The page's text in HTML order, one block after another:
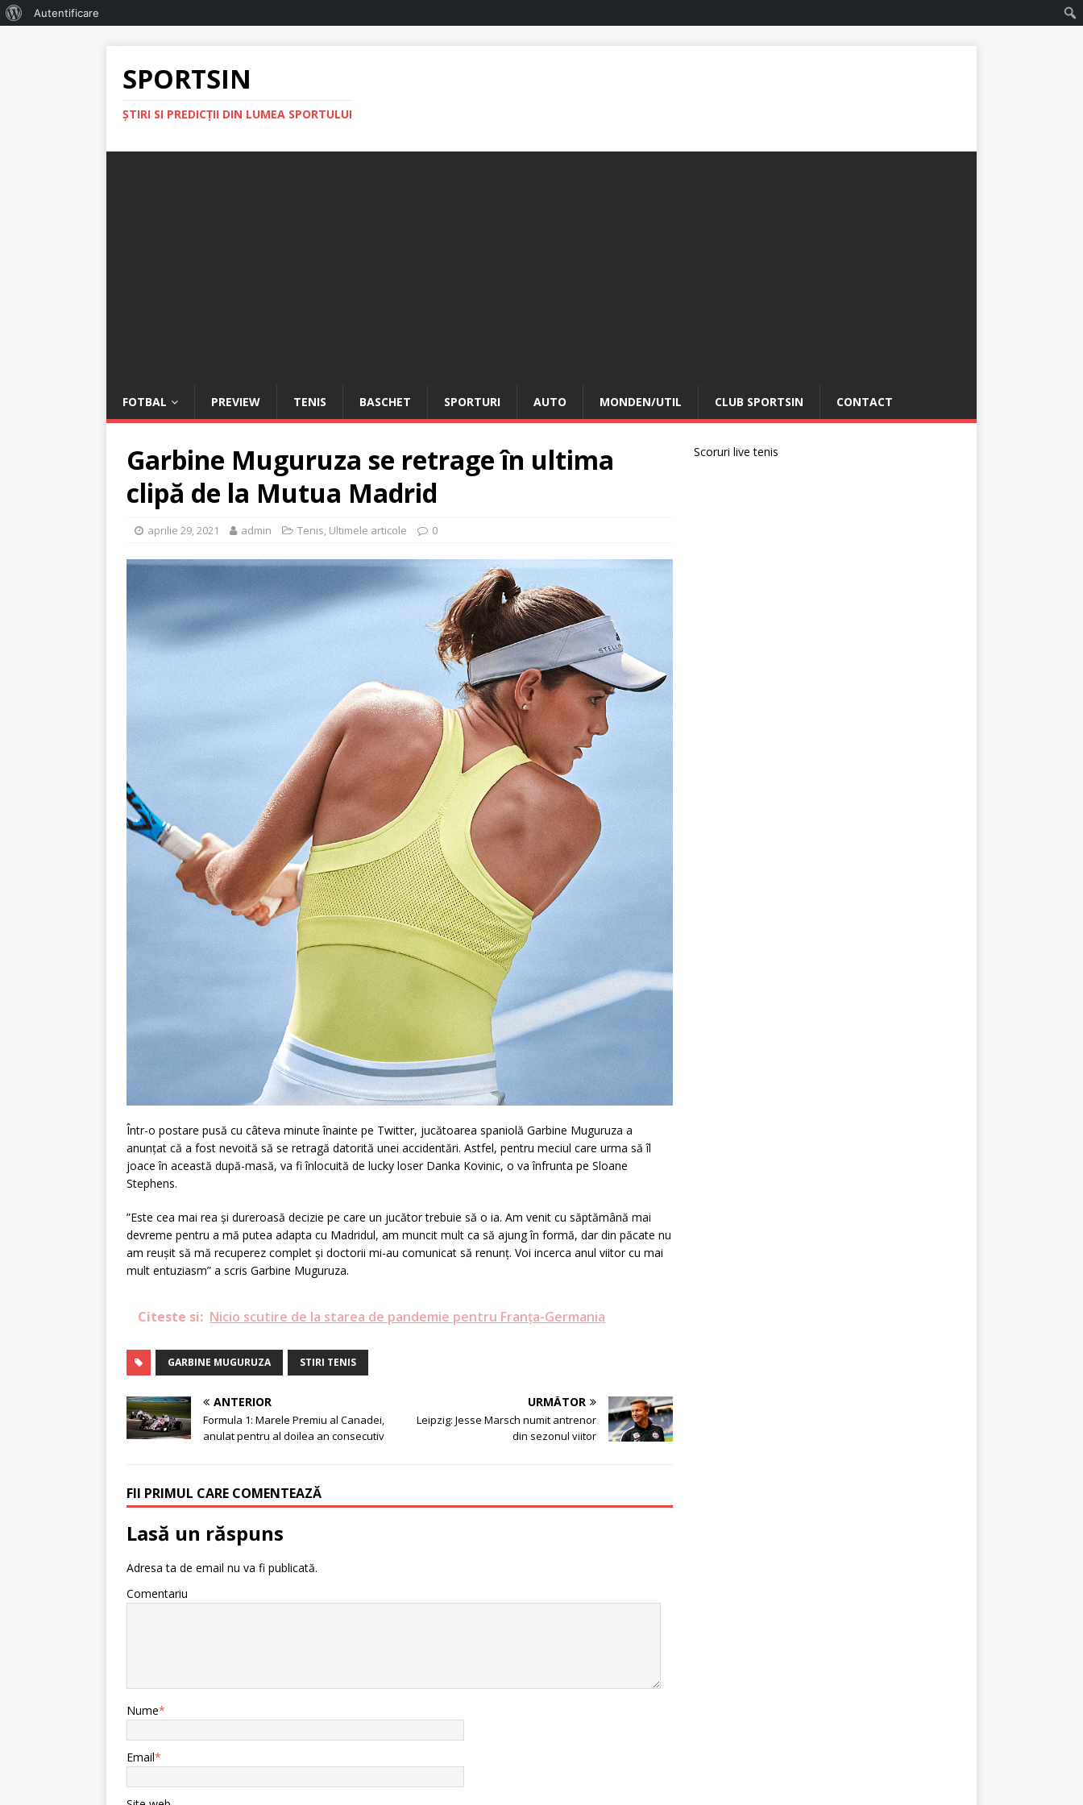
Autentificare
SPORTSIN
ŞTIRI SI PREDICŢII DIN LUMEA SPORTULUI
FOTBAL PREVIEW TENIS BASCHET SPORTURI AUTO MONDEN/UTIL CLUB SPORTSIN CONTACT
Garbine Muguruza se retrage în ultima
clipă de la Mutua Madrid
aprilie 29, 2021 admin Tenis, Ultimele articole 0
Într-o postare pusă cu câteva minute înainte pe Twitter, jucătoarea spaniolă Garbine Muguruza a
anunțat că a fost nevoită să se retragă datorită unei accidentări. Astfel, pentru meciul care urma să îl
joace în această după-masă, va fi înlocuită de lucky loser Danka Kovinic, o va înfrunta pe Sloane
Stephens.
”Este cea mai rea și dureroasă decizie pe care un jucător trebuie să o ia. Am venit cu săptămână mai
devreme pentru a mă putea adapta cu Madridul, am muncit mult ca să ajung în formă, dar din păcate nu
am reușit să mă recuperez complet și doctorii mi-au comunicat să renunț. Voi incerca anul viitor cu mai
mult entuziasm” a scris Garbine Muguruza.
Citeste si: Nicio scutire de la starea de pandemie pentru Franța-Germania
GARBINE MUGURUZA STIRI TENIS
ANTERIOR
Formula 1: Marele Premiu al Canadei,
anulat pentru al doilea an consecutiv
URMĂTOR
Leipzig: Jesse Marsch numit antrenor
din sezonul viitor
FII PRIMUL CARE COMENTEAZĂ
Lasă un răspuns
Adresa ta de email nu va fi publicată.
Comentariu
Nume*
Email*
Scoruri live tenis